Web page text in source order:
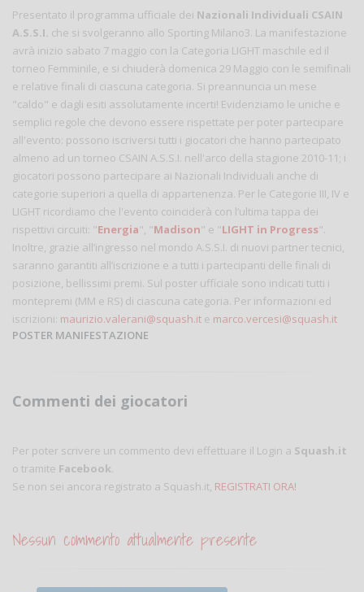
Presentato il programma ufficiale dei Nazionali Individuali CSAIN
A.S.S.I. che si svolgeranno allo Sporting Milano3. La manifestazione
avrà inizio sabato 7 maggio con la Categoria LIGHT maschile ed il
torneo Femminile, e si chiuderà domenica 29 Maggio con le semifinali
e relative finali di ciascuna categoria. Si preannuncia un mese
"caldo" e dagli esiti assolutamente incerti! Evidenziamo le uniche e
semplici regole che devono essere rispettate per poter partecipare
all'evento: possono iscriversi tutti i giocatori che hanno partecipato
almeno ad un torneo CSAIN A.S.S.I. nell'arco della stagione 2010-11; i
giocatori possono partecipare ai Nazionali Individuali anche di
categorie superiori a quella di appartenenza. Per le Categorie III, IV e
LIGHT ricordiamo che l'evento coinciderà con l’ultima tappa dei
rispettivi circuiti: "Energia ", "Madison " e "LIGHT in Progress ".
Inoltre, grazie all’ingresso nel mondo A.S.S.I. di nuovi partner tecnici,
saranno garantiti all’iscrizione e a tutti i partecipanti delle finali di
posizione, bellissimi premi. Sul poster ufficiale sono indicati tutti i
montepremi (MM e RS) di ciascuna categoria. Per informazioni ed
iscrizioni: maurizio.valerani@squash.it e marco.vercesi@squash.it
POSTER MANIFESTAZIONE
Commenti dei giocatori
Per poter scrivere un commento devi effettuare il Login a Squash.it
o tramite Facebook.
Se non sei ancora registrato a Squash.it, REGISTRATI ORA!
Nessun commento attualmente presente